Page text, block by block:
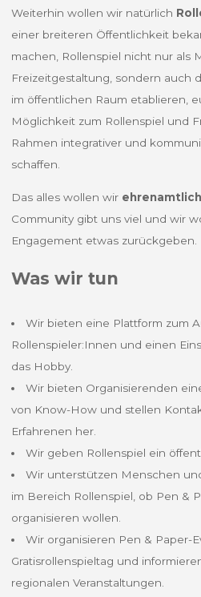
Weiterhin wollen wir natürlich
einer breiteren Öffentlichkeit
machen, Rollenspiel nicht nur als
Freizeitgestaltung, sondern auch
im öffentlichen Raum etablieren,
Möglichkeit zum Rollenspiel und
Rahmen integrativer und
schaffen.
Das alles wollen wir
Community gibt uns viel und wir
Engagement etwas zurückgeben.
Was wir tun
Wir bieten eine Plattform zum
Rollenspieler:Innen und einen
das Hobby.
Wir bieten Organisierenden
von Know-How und stellen
Erfahrenen her.
Wir geben Rollenspiel ein
Wir unterstützen Menschen
im Bereich Rollenspiel, ob Pen &
organisieren wollen.
Wir organisieren Pen & Paper-
Gratisrollenspieltag und
regionalen Veranstaltungen.